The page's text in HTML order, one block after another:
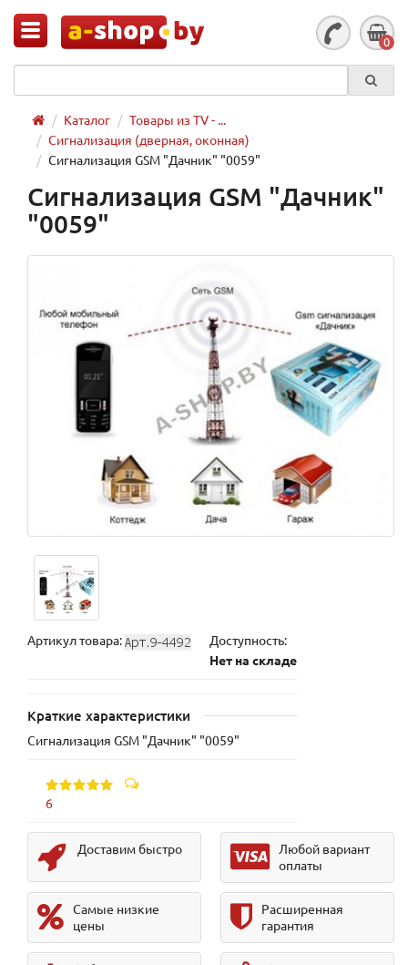
0
Каталог
Товары из TV - ...
Сигнализация (дверная, оконная)
Сигнализация GSM "Дачник" "0059"
Сигнализация GSM "Дачник"
"0059"
Артикул товара:
Доступность:
Нет на складе
Краткие характеристики
Сигнализация GSM "Дачник" "0059"
6
Доставим быстро
Любой вариант
оплаты
Самые низкие
цены
Расширенная
гарантия